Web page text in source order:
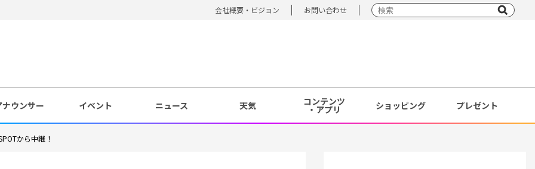
会社概要・ビジョン お問い合わせ
ナウンサー イベント ニュース 天気 コンテンツ
・アプリ ショッピング プレゼント
から中継！